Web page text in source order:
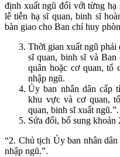
định xuất ngũ đối với từng hạ
lễ tiễn hạ sĩ quan, binh sĩ
bàn giao cho Ban chỉ huy
Thời gian xuất ngũ phải
sĩ quan, binh sĩ và
quân hoặc cơ quan, tổ
nhập ngũ.
Ủy ban nhân dân cấp
khu vực và cơ quan,
quan, binh sĩ xuất ngũ.”.
Sửa đổi, bổ sung
“2. Chủ tịch Ủy ban nhân
nhập ngũ.”.